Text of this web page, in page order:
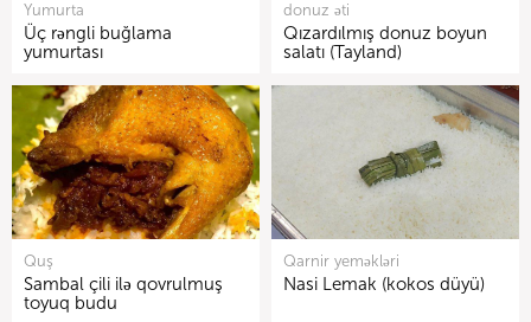
Yumurta
Üç rəngli buğlama
yumurtası
donuz əti
Qızardılmış donuz boyun
salatı (Tayland)
Quş
Sambal çili ilə qovrulmuş
toyuq budu
Qarnir yeməkləri
Nasi Lemak (kokos düyü)